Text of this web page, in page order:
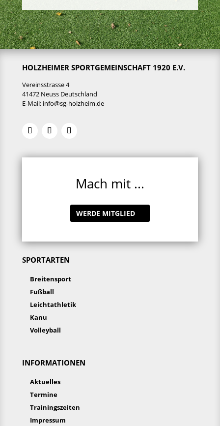
HOLZHEIMER SPORTGEMEINSCHAFT 1920 E.V.
Vereinsstrasse 4
41472 Neuss Deutschland
E-Mail: info@sg-holzheim.de
Mach mit ...
WERDE MITGLIED
SPORTARTEN
Breitensport
Fußball
Leichtathletik
Kanu
Volleyball
INFORMATIONEN
Aktuelles
Termine
Trainingszeiten
Impressum